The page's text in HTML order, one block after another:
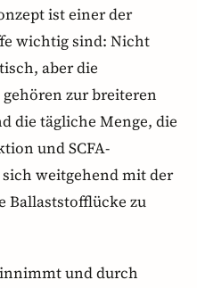
ist einer der
wichtig sind: Nicht
aber die
zur breiteren
die tägliche Menge, die
und SCFA-
weitgehend mit der
Ballaststofflücke zu
und durch